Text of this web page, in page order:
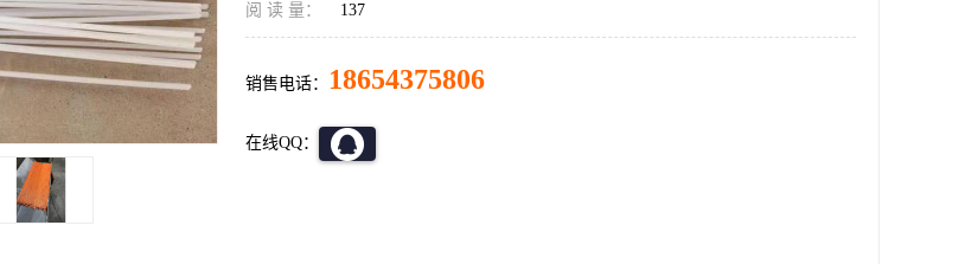
阅 读 量： 137
销售电话： 18654375806
在线QQ：